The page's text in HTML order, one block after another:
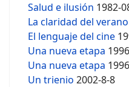
Salud e ilusión 1982-
La claridad del verano
El lenguaje del cine
Una nueva etapa
Una nueva etapa
Un trienio 2002-8-8